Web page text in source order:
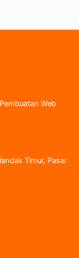
Web
Timur, Pasar